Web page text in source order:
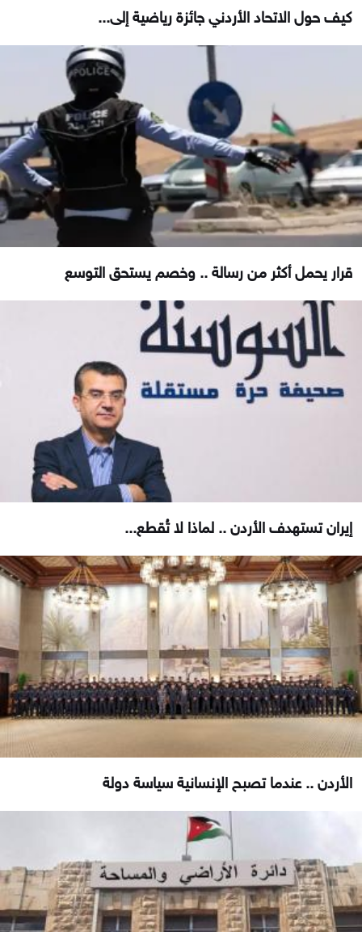
كيف حول الاتحاد الأردني جائزة رياضية إلى...
قرار يحمل أكثر من رسالة .. وخصم يستحق التوسع
إيران تستهدف الأردن .. لماذا لا تُقطع...
الأردن .. عندما تصبح الإنسانية سياسة دولة